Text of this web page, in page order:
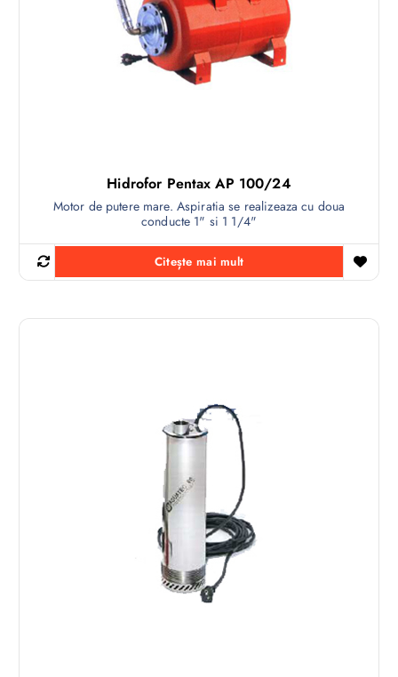
Hidrofor Pentax AP 100/24
Motor de putere mare. Aspiratia se realizeaza cu doua
conducte 1" si 1 1/4"
Citește mai mult